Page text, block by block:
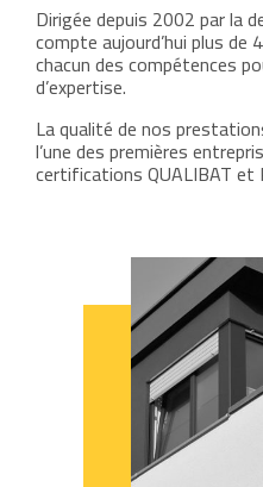
Dirigée depuis 2002 par la
compte aujourd’hui plus
chacun des compétences
d’expertise.
La qualité de nos
l’une des premières
certifications QUALIBAT et